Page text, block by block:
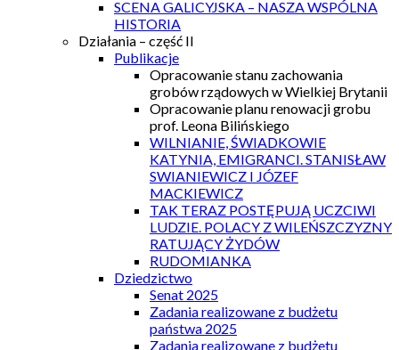
SCENA GALICYJSKA – NASZA WSPÓLNA
HISTORIA
Działania – część II
Publikacje
Opracowanie stanu zachowania
grobów rządowych w Wielkiej Brytanii
Opracowanie planu renowacji grobu
prof. Leona Bilińskiego
WILNIANIE, ŚWIADKOWIE
KATYNIA, EMIGRANCI. STANISŁAW
SWIANIEWICZ I JÓZEF
MACKIEWICZ
TAK TERAZ POSTĘPUJĄ UCZCIWI
LUDZIE. POLACY Z WILEŃSZCZYZNY
RATUJĄCY ŻYDÓW
RUDOMIANKA
Dziedzictwo
Senat 2025
Zadania realizowane z budżetu
państwa 2025
Zadania realizowane z budżetu